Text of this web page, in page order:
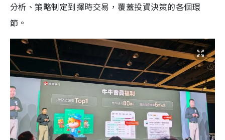
分析、策略制定到擇時交易，覆蓋投資決策的各個環
節。